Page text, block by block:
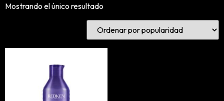
Shampoo y Conditioner
Productos de Styling
Hair Spray
Mostrando el único resultado